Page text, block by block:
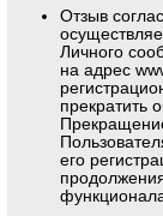
Отзыв
Личного
на адрес
прекратить
его